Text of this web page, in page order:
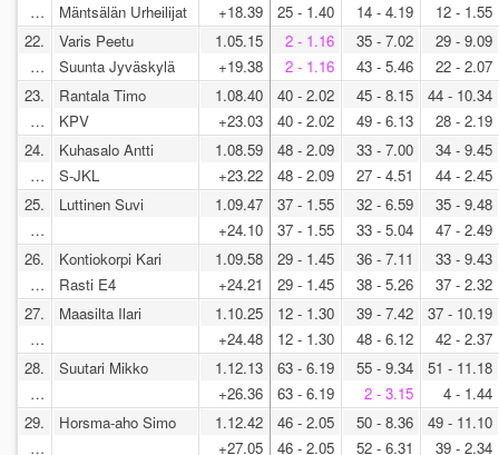
…
Mäntsälän Urheilijat
+18.39
25 - 1.40
14 - 4.19
12 - 1.55
22.
…
Varis Peetu
Suunta Jyväskylä
1.05.15
+19.38
2 - 1.16
2 - 1.16
35 - 7.02
43 - 5.46
29 - 9.09
22 - 2.07
23.
…
Rantala Timo
KPV
1.08.40
+23.03
40 - 2.02
40 - 2.02
45 - 8.15
49 - 6.13
44 - 10.34
28 - 2.19
24.
…
Kuhasalo Antti
S-JKL
1.08.59
+23.22
48 - 2.09
48 - 2.09
33 - 7.00
27 - 4.51
34 - 9.45
44 - 2.45
25.
…
Luttinen Suvi
1.09.47
+24.10
37 - 1.55
37 - 1.55
32 - 6.59
33 - 5.04
35 - 9.48
47 - 2.49
26.
…
Kontiokorpi Kari
Rasti E4
1.09.58
+24.21
29 - 1.45
29 - 1.45
36 - 7.11
38 - 5.26
33 - 9.43
37 - 2.32
27.
…
Maasilta Ilari
1.10.25
+24.48
12 - 1.30
12 - 1.30
39 - 7.42
48 - 6.12
37 - 10.19
42 - 2.37
28.
…
Suutari Mikko
1.12.13
+26.36
63 - 6.19
63 - 6.19
55 - 9.34
2 - 3.15
51 - 11.18
4 - 1.44
29.
…
Horsma-aho Simo
1.12.42
+27.05
46 - 2.05
46 - 2.05
50 - 8.36
52 - 6.31
49 - 11.10
39 - 2.34